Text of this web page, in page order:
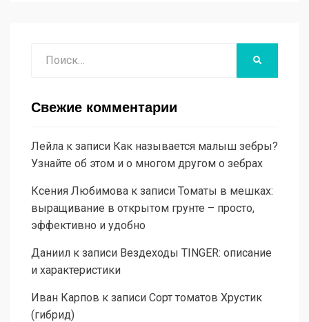
Свежие комментарии
Лейла к записи Как называется малыш зебры?
Узнайте об этом и о многом другом о зебрах
Ксения Любимова к записи Томаты в мешках:
выращивание в открытом грунте – просто,
эффективно и удобно
Даниил к записи Вездеходы TINGER: описание
и характеристики
Иван Карпов к записи Сорт томатов Хрустик
(гибрид)